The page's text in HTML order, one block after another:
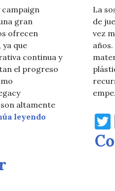
campaign
gran
ofrecen
ya que
continua y
el progreso
altamente
leyendo El futuro de los
La
de
vez